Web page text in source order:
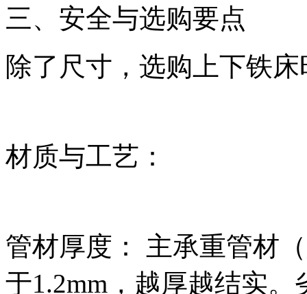
三、安全与选购要点
除了尺寸，选购上下铁
材质与工艺：
管材厚度： 主承重管材
于1.2mm，越厚越结实